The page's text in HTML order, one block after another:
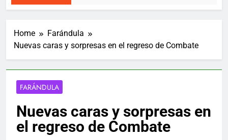
Home
Farándula
Nuevas caras y sorpresas en el regreso de Combate
FARÁNDULA
Nuevas caras y sorpresas en
el regreso de Combate